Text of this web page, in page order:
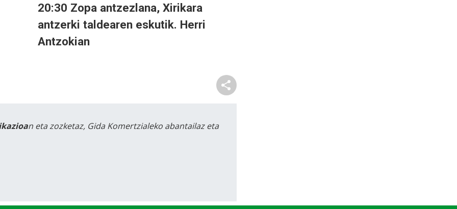
20:30 Zopa antzezlana, Xirikara
antzerki taldearen eskutik. Herri
Antzokian
n eta zozketaz, Gida Komertzialeko abantailaz eta